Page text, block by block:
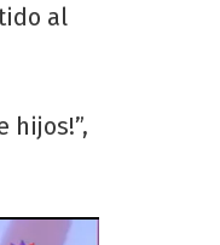
al
hijos!”,